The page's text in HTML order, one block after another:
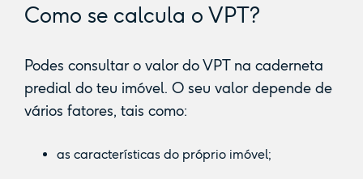
Como se calcula o VPT?
Podes consultar o valor do VPT na caderneta
predial do teu imóvel. O seu valor depende de
vários fatores, tais como:
as características do próprio imóvel;